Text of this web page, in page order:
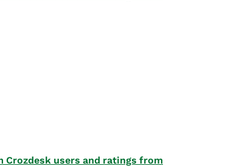
users and ratings from